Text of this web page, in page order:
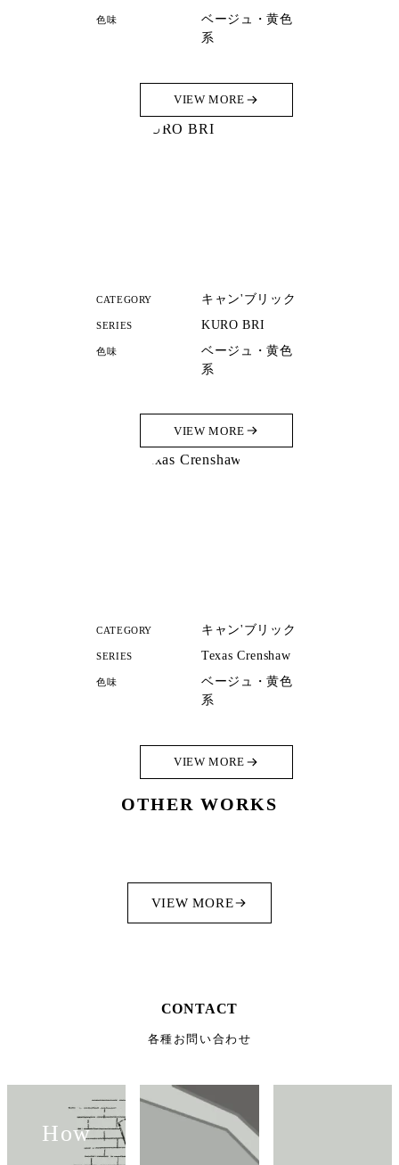
色味
ベージュ・黄色
系
VIEW MORE
CATEGORY キャン'ブリック
SERIES KURO BRI
色味
ベージュ・黄色
系
VIEW MORE
CATEGORY キャン'ブリック
SERIES Texas Crenshaw
色味
ベージュ・黄色
系
VIEW MORE
OTHER WORKS
VIEW MORE
CONTACT
各種お問い合わせ
How